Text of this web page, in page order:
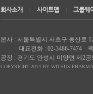
회사소개 사이트맵 그룹웨
본사 : 서울특별시 서초구 동산로
대표전화 : 02-3486-7474
공장 : 경기도 안성시 미양면 제2공
COPYRIGHT 2014 BY WITHUS